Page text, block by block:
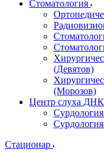
Стоматология
(Девятов)
(Морозов)
Центр слуха ДНК
Стационар